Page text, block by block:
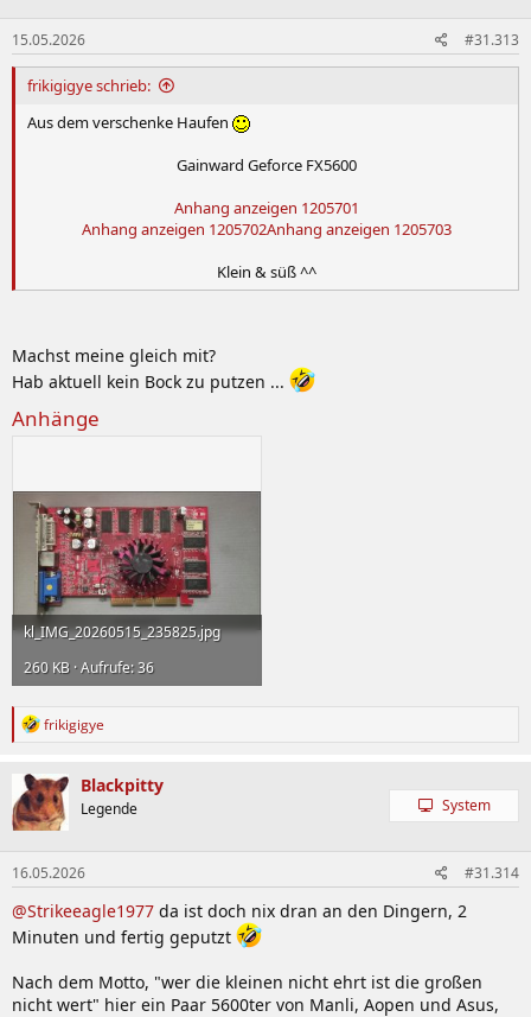
n
e
n
:
15.05.2026 #31.313
frikigigye schrieb:
Aus dem verschenke Haufen
Gainward Geforce FX5600
Anhang anzeigen 1205701
Anhang anzeigen 1205702Anhang anzeigen 1205703
Klein & süß ^^​
Machst meine gleich mit?
Hab aktuell kein Bock zu putzen ...
Anhänge
kl_IMG_20260515_235825.jpg
260 KB · Aufrufe: 36
R
k
t
i
o
n
e
n
:
frikigigye
Blackpitty
Legende System
16.05.2026 #31.314
@Strikeeagle1977 da ist doch nix dran an den Dingern, 2
Minuten und fertig geputzt
Nach dem Motto, "wer die kleinen nicht ehrt ist die großen
nicht wert" hier ein Paar 5600ter von Manli, Aopen und Asus,